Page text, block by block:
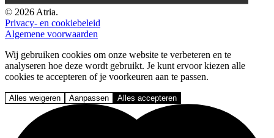
© 2026 Atria.
Privacy- en cookiebeleid
Algemene voorwaarden
Wij gebruiken cookies om onze website te verbeteren en te
analyseren hoe deze wordt gebruikt. Je kunt ervoor kiezen alle
cookies te accepteren of je voorkeuren aan te passen.
Alles weigeren Aanpassen Alles accepteren